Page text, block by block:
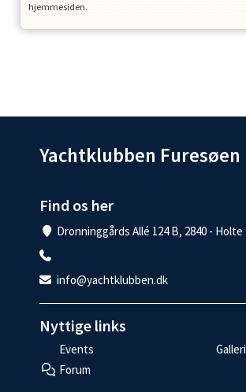
hjemmesiden.
Yachtklubben Furesøen
Find os her
Dronninggårds Allé 124 B, 2840 - Holte
info@yachtklubben.dk
Nyttige links
Events
Galleri
Forum